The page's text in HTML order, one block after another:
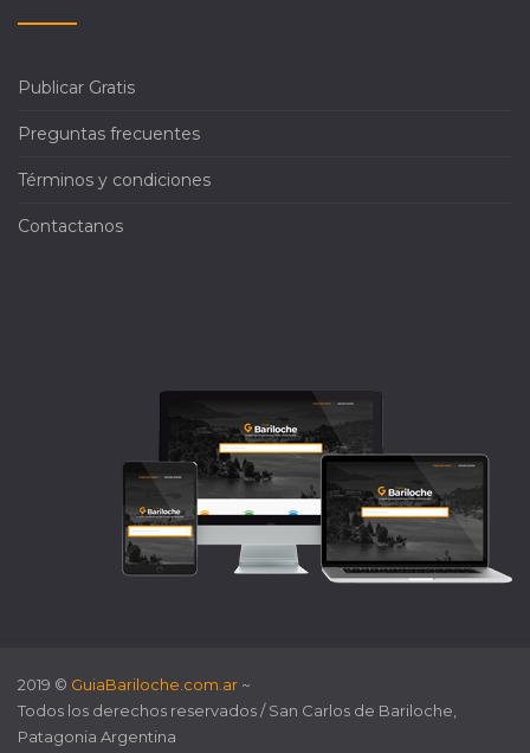
Publicar Gratis
Preguntas frecuentes
Términos y condiciones
Contactanos
2019 © GuiaBariloche.com.ar ~
Todos los derechos reservados / San Carlos de Bariloche,
Patagonia Argentina